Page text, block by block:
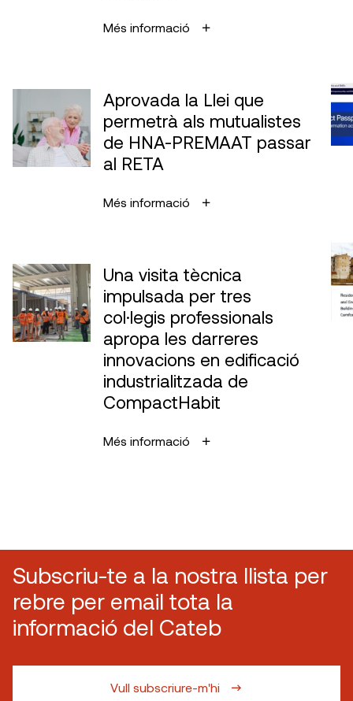
Més informació
Aprovada la Llei que
permetrà als mutualistes
de HNA-PREMAAT passar
al RETA
Més informació
Una visita tècnica
impulsada per tres
col·legis professionals
apropa les darreres
innovacions en edificació
industrialitzada de
CompactHabit
Més informació
Subscriu-te a la nostra llista per
rebre per email tota la
informació del Cateb
Vull subscriure-m'hi